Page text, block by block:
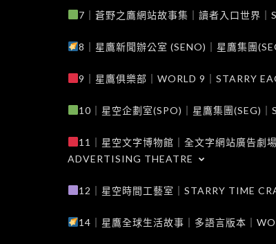
7｜蒼野之鷹網站故事集｜讀者入口世界
8｜星鷹新聞辦公室 (SENO)｜星鷹集團
9｜星鷹俱樂部｜WORLD 9｜STARRY
10｜星空企劃室(SPO)｜星鷹集團(SEG)
11｜星空文字博物館｜全文字網站廣告劇
ADVERTISING THEATRE
12｜星空時間工藝室｜STARRY TIME
14｜星鷹全球生活故事｜多語言版本｜